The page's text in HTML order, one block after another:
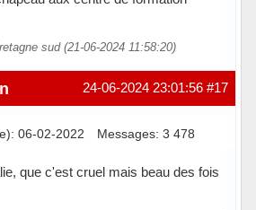
sud (21-06-2024 11:58:20)
#17
24-06-2024 23:01:56
06-02-2022 Messages: 3 478
que c'est cruel mais beau des fois